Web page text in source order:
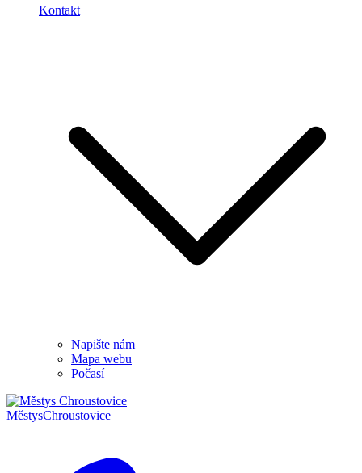
Kontakt
Napište nám
Mapa webu
Počasí
MěstysChroustovice